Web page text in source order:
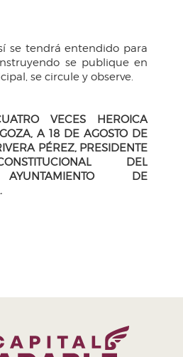
se tendrá entendido para
se publique en
se circule y observe.
VECES HEROICA
A 18 DE AGOSTO DE
PÉREZ, PRESIDENTE
DEL
DE